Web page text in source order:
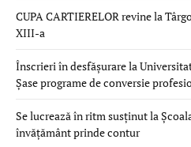
CUPA CARTIERELOR revine la
XIII-a
Înscrieri în desfășurare la
Șase programe de conversie
Se lucrează în ritm susținut la
învățământ prinde contur